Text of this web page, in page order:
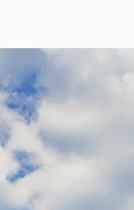
Produtos
Spaces
Assistente de IA